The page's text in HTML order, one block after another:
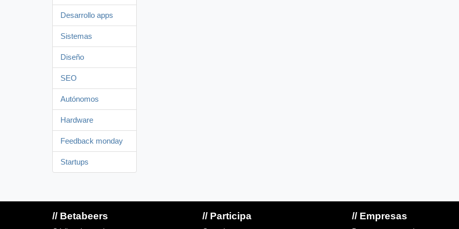
Desarrollo apps
Sistemas
Diseño
SEO
Autónomos
Hardware
Feedback monday
Startups
// Betabeers // Participa // Empresas